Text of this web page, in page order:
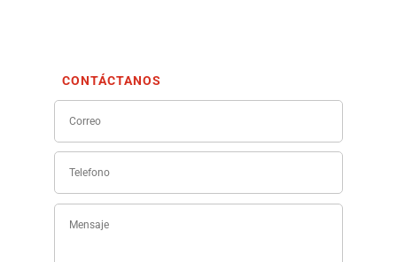
CONTÁCTANOS